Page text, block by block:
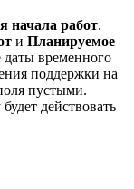
начала работ.
и Планируемое
временного
поддержки на
пустыми.
действовать